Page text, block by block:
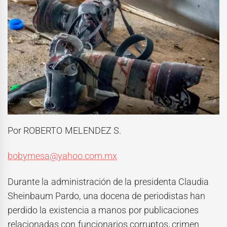
Por ROBERTO MELENDEZ S.
bobymesa@yahoo.com.mx
Durante la administración de la presidenta Claudia
Sheinbaum Pardo, una docena de periodistas han
perdido la existencia a manos por publicaciones
relacionadas con funcionarios corruptos, crimen